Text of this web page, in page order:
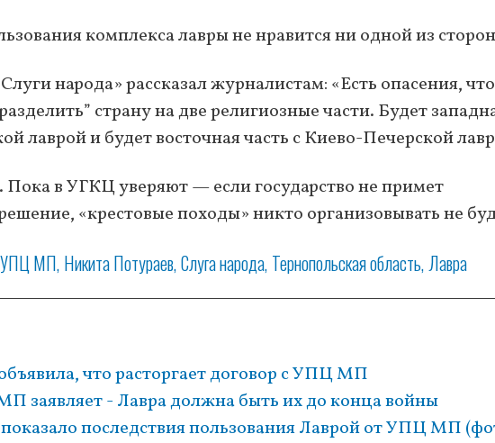
комплекса лавры не нравится ни одной из
народа» рассказал журналистам: «Есть опасения, что
страну на две религиозные части. Будет
лаврой и будет восточная часть с Киево-Печерской
в УГКЦ уверяют — если государство не примет
«крестовые походы» никто организовывать не
УПЦ МП Никита Потураев Слуга народа Тернопольская область Лавра
что расторгает договор с УПЦ МП
заявляет - Лавра должна быть их до конца войны
последствия пользования Лаврой от УПЦ МП